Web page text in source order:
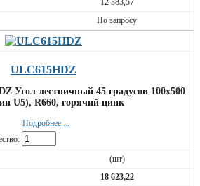
12 383,57
По запросу
ULC615HDZ
Угол лестничный 45 градусов 100x500
U5), R660, горячий цинк
Подробнее ...
(шт)
18 623,22